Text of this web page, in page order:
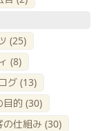
(25)
(8)
グ (13)
目的 (30)
の仕組み (30)